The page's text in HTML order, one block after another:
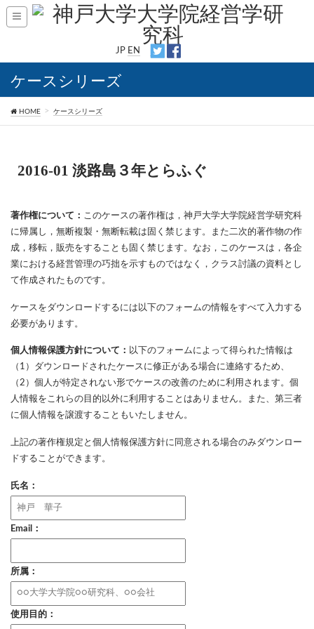
JP EN
ケースシリーズ
HOME ケースシリーズ
2016-01 淡路島３年とらふぐ
著作権について： このケースの著作権は，神戸大学大学院経営学研究科
に帰属し，無断複製・無断転載は固く禁じます。また二次的著作物の作
成，移転，販売をすることも固く禁じます。なお，このケースは，各企
業における経営管理の巧拙を示すものではなく，クラス討議の資料とし
て作成されたものです。
ケースをダウンロードするには以下のフォームの情報をすべて入力する
必要があります。
個人情報保護方針について： 以下のフォームによって得られた情報は
（1）ダウンロードされたケースに修正がある場合に連絡するため、
（2）個人が特定されない形でケースの改善のために利用されます。個
人情報をこれらの目的以外に利用することはありません。また、第三者
に個人情報を譲渡することもいたしません。
上記の著作権規定と個人情報保護方針に同意される場合のみダウンロー
ドすることができます。
氏名：
Email：
所属：
使用目的：